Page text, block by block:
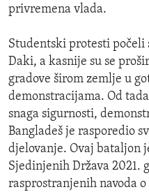
privremena vlada.
Studentski protesti
Daki, a kasnije su se
gradove širom zemlje u
demonstracijama. Od
snaga sigurnosti,
Bangladeš je rasporedio
djelovanje. Ovaj bataljon
Sjedinjenih Država 2021.
rasprostranjenih navoda